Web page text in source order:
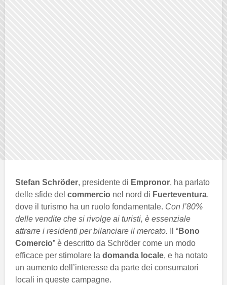
Stefan Schröder, presidente di Empronor, ha parlato
delle sfide del commercio nel nord di Fuerteventura,
dove il turismo ha un ruolo fondamentale. Con l’80%
delle vendite che si rivolge ai turisti, è essenziale
attrarre i residenti per bilanciare il mercato. Il “Bono
Comercio” è descritto da Schröder come un modo
efficace per stimolare la domanda locale, e ha notato
un aumento dell’interesse da parte dei consumatori
locali in queste campagne.